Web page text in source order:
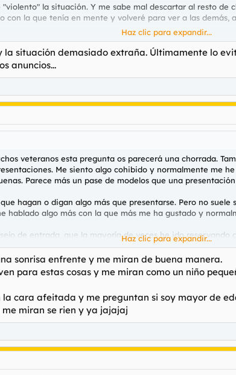
la situación. Y me sabe mal descartar al resto
con la que tenía en mente y volveré para ver a las demás,
te vayan descartando. No lo veo justo.
Haz clic para expandir...
la situación demasiado extraña. Últimamente lo
anuncios...
veteranos esta pregunta os parecerá una chorrada.
Me siento algo cohibido y normalmente me
Parece más un pase de modelos que una
hagan o digan algo más que presentarse. Pero no
hablado algo más con la que más me ha gustado y
de entrada, que la mayoría de veces he ido
algo de la personalidad de las compañeras (para visitas
eso muchas de mis presentaciones han sido tan secas. No
pero estaría bien algún consejo de verdad entre coña y
Haz clic para expandir...
sonrisa enfrente y me miran de buena manera.
para estas cosas y me miran como un niño
la cara afeitada y me preguntan si soy mayor de
me miran se rien y ya jajajaj